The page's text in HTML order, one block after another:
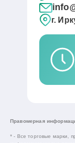
г.
Правомерная
* - Все торговые марки,